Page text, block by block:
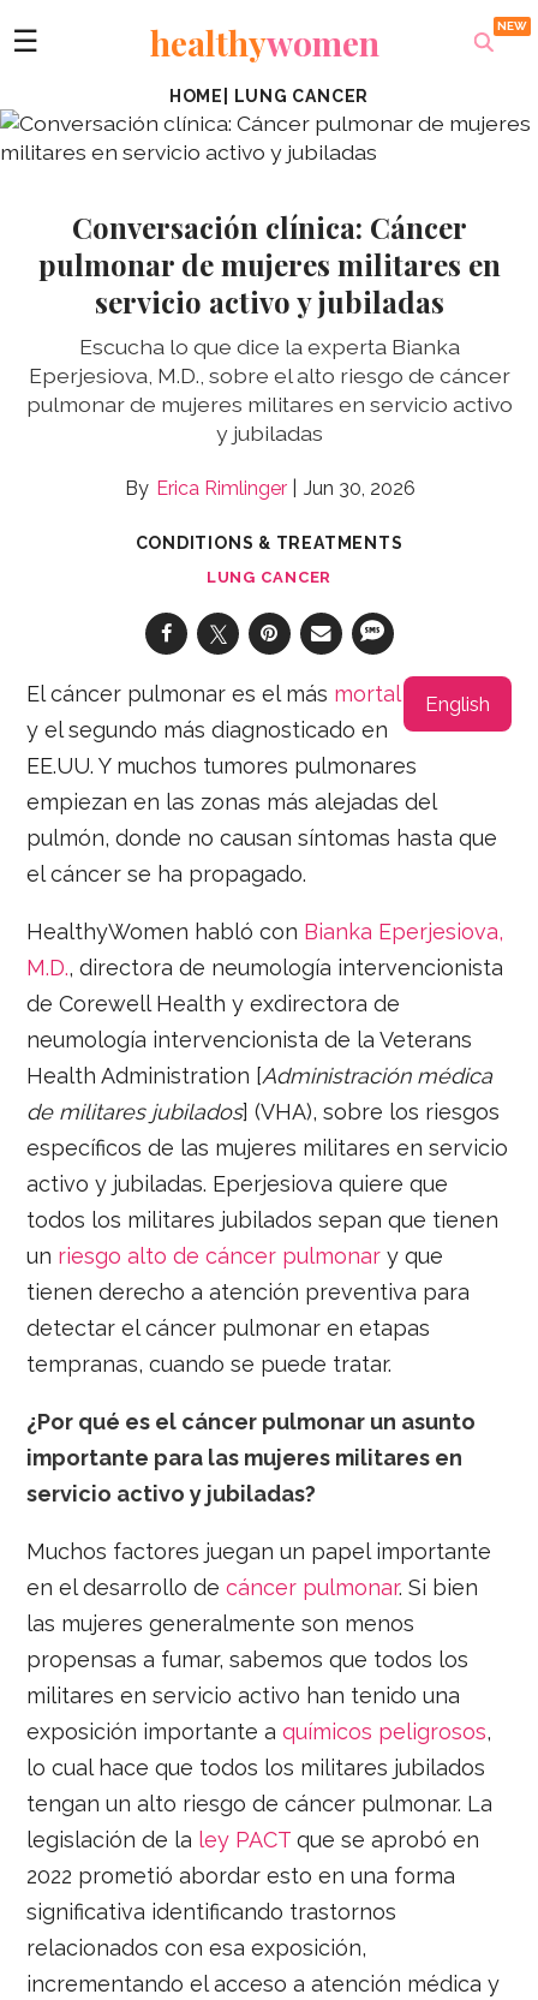
☰ healthywomen
HOME LUNG CANCER
Conversación clínica: Cáncer
pulmonar de mujeres militares en
servicio activo y jubiladas
Escucha lo que dice la experta Bianka
Eperjesiova, M.D., sobre el alto riesgo de cáncer
pulmonar de mujeres militares en servicio activo
y jubiladas
Erica Rimlinger Jun 30, 2026
CONDITIONS & TREATMENTS
LUNG CANCER
English
El cáncer pulmonar es el más mortal
y el segundo más diagnosticado en
EE.UU. Y muchos tumores pulmonares
empiezan en las zonas más alejadas del
pulmón, donde no causan síntomas hasta que
el cáncer se ha propagado.
HealthyWomen habló con Bianka Eperjesiova,
M.D., directora de neumología intervencionista
de Corewell Health y exdirectora de
neumología intervencionista de la Veterans
Health Administration [Administración médica
de militares jubilados] (VHA), sobre los riesgos
específicos de las mujeres militares en servicio
activo y jubiladas. Eperjesiova quiere que
todos los militares jubilados sepan que tienen
un riesgo alto de cáncer pulmonar y que
tienen derecho a atención preventiva para
detectar el cáncer pulmonar en etapas
tempranas, cuando se puede tratar.
¿Por qué es el cáncer pulmonar un asunto
importante para las mujeres militares en
servicio activo y jubiladas?
Muchos factores juegan un papel importante
en el desarrollo decáncer pulmonar. Si bien
las mujeres generalmente son menos
propensas a fumar, sabemos que todos los
militares en servicio activo han tenido una
exposición importante aquímicos peligrosos,
lo cual hace que todos los militares jubilados
tengan un alto riesgo de cáncer pulmonar. La
legislación de la ley PACT que se aprobó en
2022 prometió abordar esto en una forma
significativa identificando trastornos
relacionados con esa exposición,
incrementando el acceso a atención médica y